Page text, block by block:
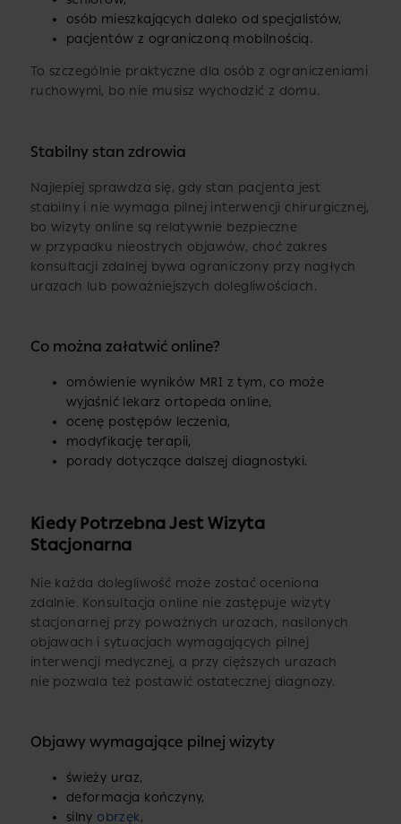
osób mieszkających daleko od specjalistów,
pacjentów z ograniczoną mobilnością.
To szczególnie praktyczne dla osób z ograniczeniami
ruchowymi, bo nie musisz wychodzić z domu.
Stabilny stan zdrowia
Najlepiej sprawdza się, gdy stan pacjenta jest
stabilny i nie wymaga pilnej interwencji chirurgicznej,
bo wizyty online są relatywnie bezpieczne
w przypadku nieostrych objawów, choć zakres
konsultacji zdalnej bywa ograniczony przy nagłych
urazach lub poważniejszych dolegliwościach.
Co można załatwić online?
omówienie wyników MRI z tym, co może
wyjaśnić lekarz ortopeda online,
ocenę postępów leczenia,
modyfikację terapii,
porady dotyczące dalszej diagnostyki.
Kiedy Potrzebna Jest Wizyta
Stacjonarna
Nie każda dolegliwość może zostać oceniona
zdalnie. Konsultacja online nie zastępuje wizyty
stacjonarnej przy poważnych urazach, nasilonych
objawach i sytuacjach wymagających pilnej
interwencji medycznej, a przy cięższych urazach
nie pozwala też postawić ostatecznej diagnozy.
Objawy wymagające pilnej wizyty
świeży uraz,
deformacja kończyny,
silny obrzęk,